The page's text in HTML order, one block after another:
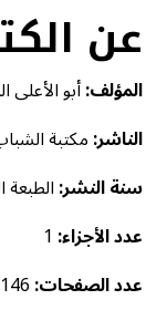
عن
المؤلف:أبو الأعلى
الناشر:مكتبة
سنة النشر:الطبعة الثالثة
عدد الأجزاء:
عدد الصفحات: